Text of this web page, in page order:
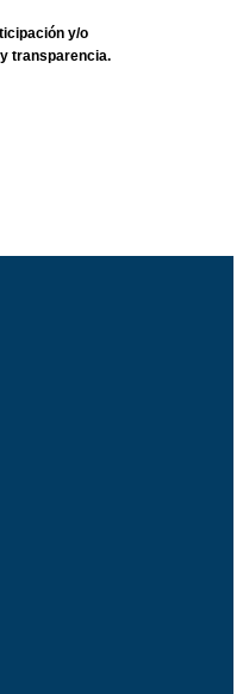
y/o
transparencia.